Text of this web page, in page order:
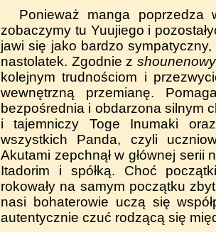
Ponieważ manga poprzedza
zobaczymy tu Yuujiego i
jawi się jako bardzo
nastolatek. Zgodnie z
kolejnym trudnościom i
wewnętrzną przemianę.
bezpośrednia i obdarzona silnym
i tajemniczy Toge Inumaki
wszystkich Panda, czyli
Akutami zepchnął w głównej serii
Itadorim i spółką. Choć
rokowały na samym początku
nasi bohaterowie uczą się
autentycznie czuć rodzącą się